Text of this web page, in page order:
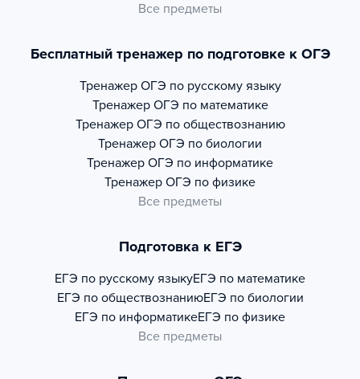
Все предметы
Бесплатный тренажер по подготовке к ОГЭ
Тренажер ОГЭ по русскому языку
Тренажер ОГЭ по математике
Тренажер ОГЭ по обществознанию
Тренажер ОГЭ по биологии
Тренажер ОГЭ по информатике
Тренажер ОГЭ по физике
Все предметы
Подготовка к ЕГЭ
ЕГЭ по русскому языкуЕГЭ по математике
ЕГЭ по обществознаниюЕГЭ по биологии
ЕГЭ по информатикеЕГЭ по физике
Все предметы